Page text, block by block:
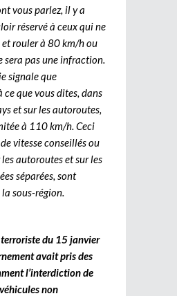
vous parlez, il y a
réservé à ceux qui ne
rouler à 80 km/h ou
sera pas une infraction.
signale que
que vous dites, dans
et sur les autoroutes,
à 110 km/h. Ceci
vitesse conseillés ou
autoroutes et sur les
séparées, sont
sous-région.
terroriste du 15 janvier
avait pris des
l’interdiction de
non